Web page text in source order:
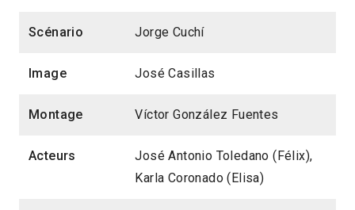
Scénario Jorge Cuchí
Image José Casillas
Montage Víctor González Fuentes
Acteurs
José Antonio Toledano (Félix),
Karla Coronado (Elisa)